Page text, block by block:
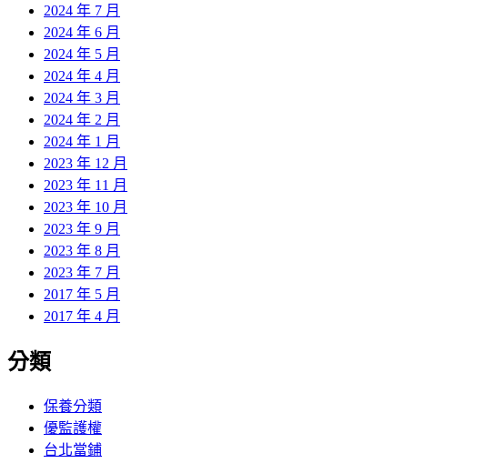
2024 年 7 月
2024 年 6 月
2024 年 5 月
2024 年 4 月
2024 年 3 月
2024 年 2 月
2024 年 1 月
2023 年 12 月
2023 年 11 月
2023 年 10 月
2023 年 9 月
2023 年 8 月
2023 年 7 月
2017 年 5 月
2017 年 4 月
分類
保養分類
優監護權
台北當鋪